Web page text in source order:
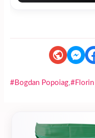
#Bogdan Popoiag,#Florin